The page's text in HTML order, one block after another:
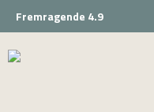
Fremragende 4.9